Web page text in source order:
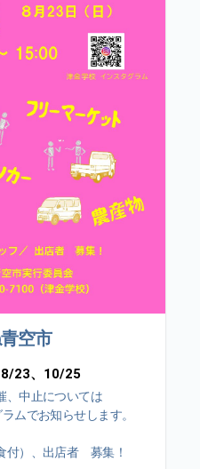
空市
23、10/25
、中止については
ムでお知らせします。
付）、出店者 募集！